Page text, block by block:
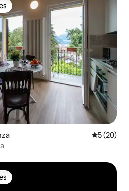
dos hóspedes
5 de uma
5 (20)
dos hóspedes